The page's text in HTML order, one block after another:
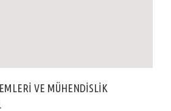
VE MÜHENDİSLİK